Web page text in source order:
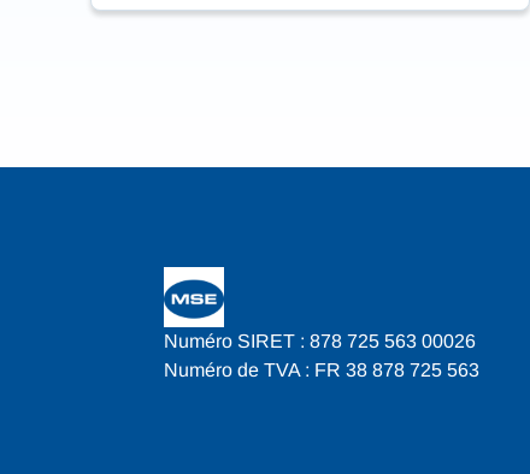
Numéro SIRET : 878 725 563 00026
Numéro de TVA : FR 38 878 725 563